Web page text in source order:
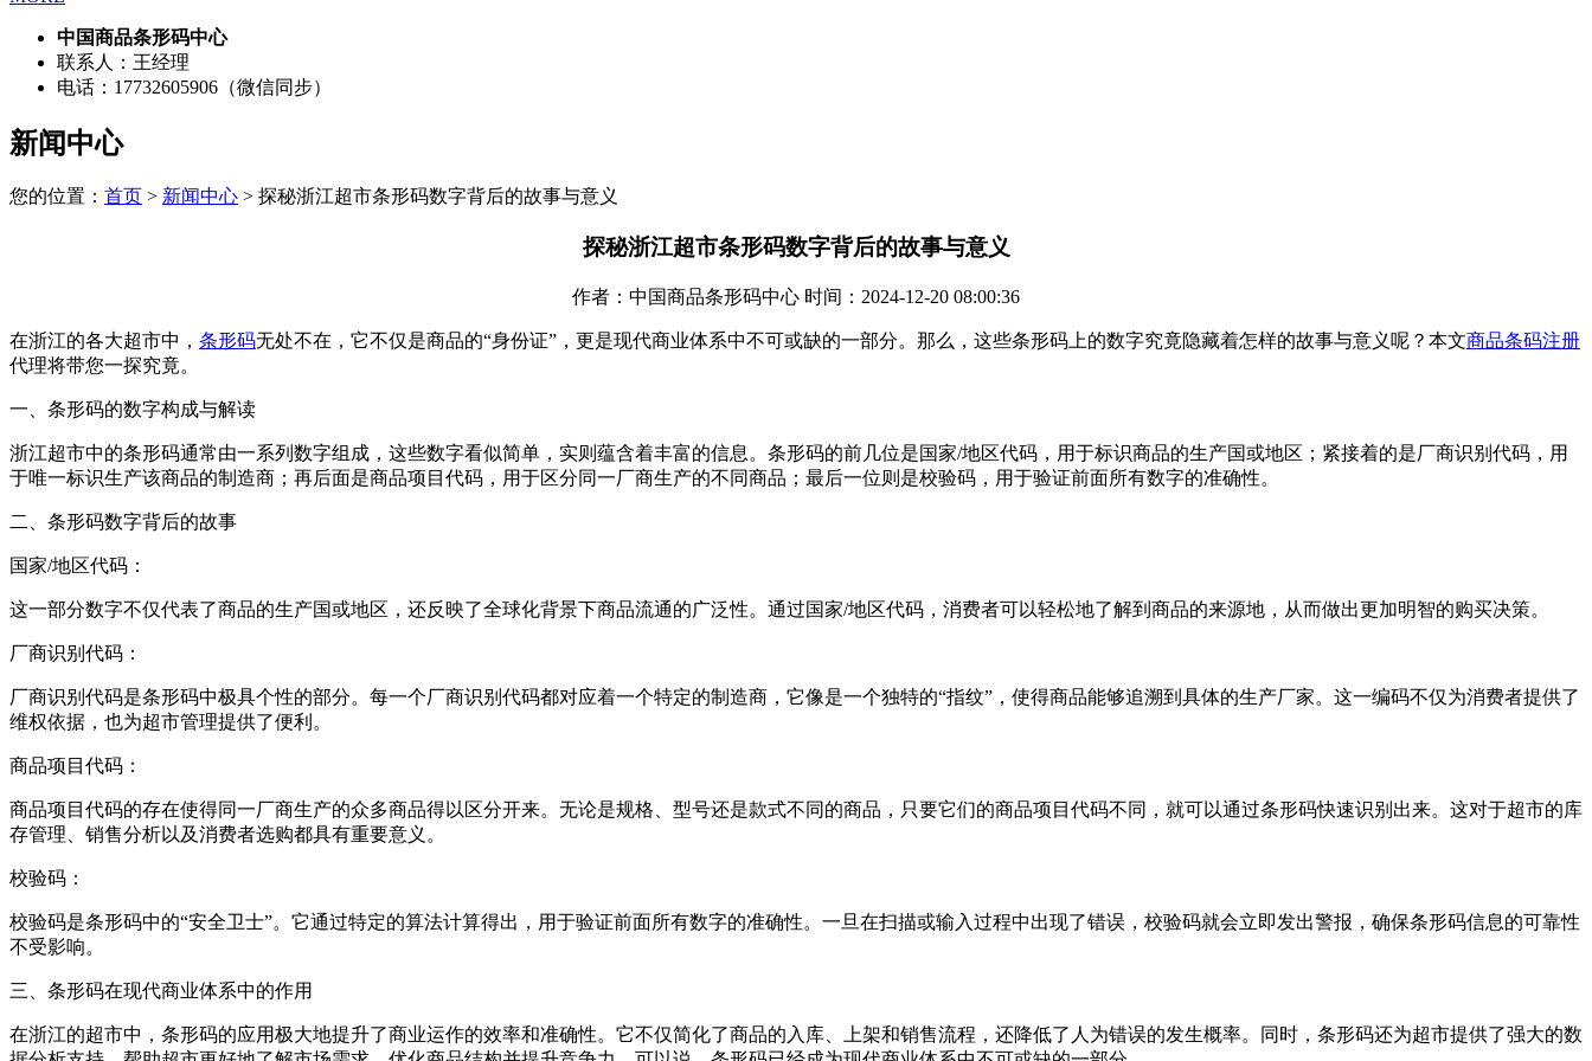
中国商品条形码中心
联系人：王经理
电话：17732605906（微信同步）
新闻中心
您的位置： 首页 > 新闻中心 > 探秘浙江超市条形码数字背后的故事与意义
探秘浙江超市条形码数字背后的故事与意义
作者：中国商品条形码中心 时间：2024-12-20 08:00:36
在浙江的各大超市中， 条形码无处不在，它不仅是商品的“身份证”，更是现代商业体系中不可或缺的一部分。那么，这些条形码上的数字究竟隐藏着怎样的故事与意义呢？本文商品条码注册
代理将带您一探究竟。
一、条形码的数字构成与解读
浙江超市中的条形码通常由一系列数字组成，这些数字看似简单，实则蕴含着丰富的信息。条形码的前几位是国家/地区代码，用于标识商品的生产国或地区；紧接着的是厂商识别代码，用
于唯一标识生产该商品的制造商；再后面是商品项目代码，用于区分同一厂商生产的不同商品；最后一位则是校验码，用于验证前面所有数字的准确性。
二、条形码数字背后的故事
‌国家/地区代码‌：
这一部分数字不仅代表了商品的生产国或地区，还反映了全球化背景下商品流通的广泛性。通过国家/地区代码，消费者可以轻松地了解到商品的来源地，从而做出更加明智的购买决策。
‌厂商识别代码‌：
厂商识别代码是条形码中极具个性的部分。每一个厂商识别代码都对应着一个特定的制造商，它像是一个独特的“指纹”，使得商品能够追溯到具体的生产厂家。这一编码不仅为消费者提供了
维权依据，也为超市管理提供了便利。
‌商品项目代码‌：
商品项目代码的存在使得同一厂商生产的众多商品得以区分开来。无论是规格、型号还是款式不同的商品，只要它们的商品项目代码不同，就可以通过条形码快速识别出来。这对于超市的库
存管理、销售分析以及消费者选购都具有重要意义。
‌校验码‌：
校验码是条形码中的“安全卫士”。它通过特定的算法计算得出，用于验证前面所有数字的准确性。一旦在扫描或输入过程中出现了错误，校验码就会立即发出警报，确保条形码信息的可靠性
不受影响。
三、条形码在现代商业体系中的作用
在浙江的超市中，条形码的应用极大地提升了商业运作的效率和准确性。它不仅简化了商品的入库、上架和销售流程，还降低了人为错误的发生概率。同时，条形码还为超市提供了强大的数